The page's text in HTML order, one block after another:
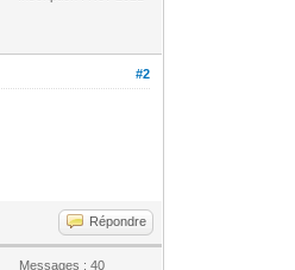
#2
Répondre
Messages : 40